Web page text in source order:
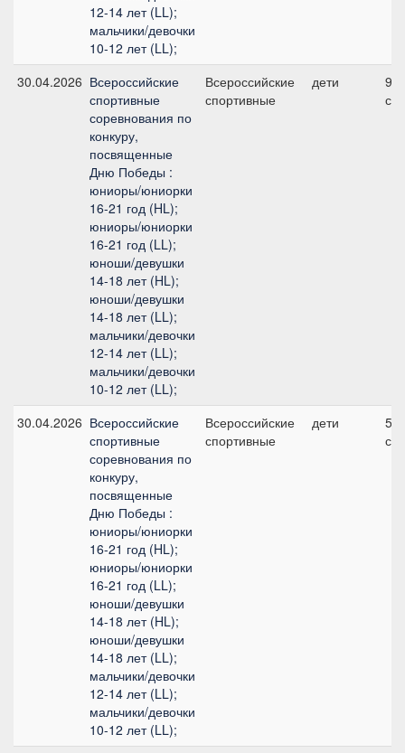
12-14 лет (LL);
мальчики/девочки
10-12 лет (LL);
30.04.2026 Всероссийские
спортивные
соревнования по
конкуру,
посвященные
Дню Победы :
юниоры/юниорки
16-21 год (HL);
юниоры/юниорки
16-21 год (LL);
юноши/девушки
14-18 лет (HL);
юноши/девушки
14-18 лет (LL);
мальчики/девочки
12-14 лет (LL);
мальчики/девочки
10-12 лет (LL);
Всероссийские
спортивные
дети
9,
см
30.04.2026 Всероссийские
спортивные
соревнования по
конкуру,
посвященные
Дню Победы :
юниоры/юниорки
16-21 год (HL);
юниоры/юниорки
16-21 год (LL);
юноши/девушки
14-18 лет (HL);
юноши/девушки
14-18 лет (LL);
мальчики/девочки
12-14 лет (LL);
мальчики/девочки
10-12 лет (LL);
Всероссийские
спортивные
дети
5,
см